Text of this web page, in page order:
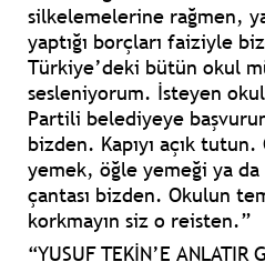
silkelemelerine rağmen,
yaptığı borçları faiziyle
Türkiye’deki bütün okul
sesleniyorum. İsteyen
Partili belediyeye
bizden. Kapıyı açık tutun.
yemek, öğle yemeği ya
çantası bizden. Okulun
korkmayın siz o reisten.”
“YUSUF TEKİN’E ANLATIR